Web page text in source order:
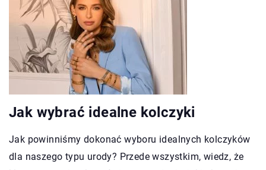
Jak wybrać idealne kolczyki
Jak powinniśmy dokonać wyboru idealnych kolczyków
dla naszego typu urody? Przede wszystkim, wiedz, że